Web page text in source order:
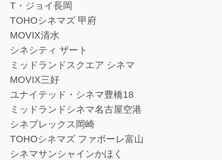
T・ジョイ長岡
TOHOシネマズ 甲府
MOVIX清水
シネシティ ザート
ミッドランドスクエア シネマ
MOVIX三好
ユナイテッド・シネマ豊橋18
ミッドランドシネマ名古屋空港
シネプレックス岡崎
TOHOシネマズ ファボーレ富山
シネマサンシャインかほく